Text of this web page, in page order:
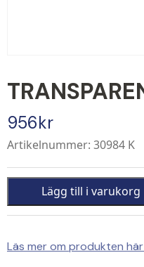
956kr
Artikelnummer: 30984 K
Lägg till i varukorg
Läs mer om produkten här